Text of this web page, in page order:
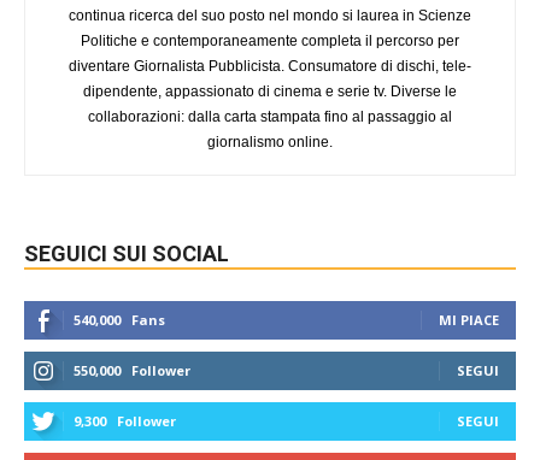
continua ricerca del suo posto nel mondo si laurea in Scienze
Politiche e contemporaneamente completa il percorso per
diventare Giornalista Pubblicista. Consumatore di dischi, tele-
dipendente, appassionato di cinema e serie tv. Diverse le
collaborazioni: dalla carta stampata fino al passaggio al
giornalismo online.
SEGUICI SUI SOCIAL
540,000 Fans MI PIACE
550,000 Follower SEGUI
9,300 Follower SEGUI